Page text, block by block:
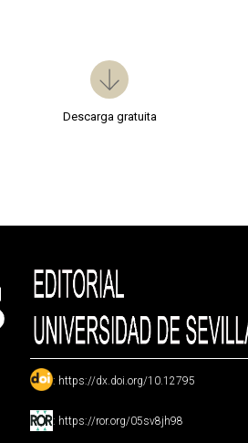
Descarga gratuita
: https://dx.doi.org/10.12795
: https://ror.org/05sv8jh98